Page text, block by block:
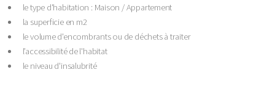
le type d'habitation : Maison / Appartement
la superficie en m2
le volume d'encombrants ou de déchets à traiter
l’accessibilité de l'habitat
le niveau d'insalubrité